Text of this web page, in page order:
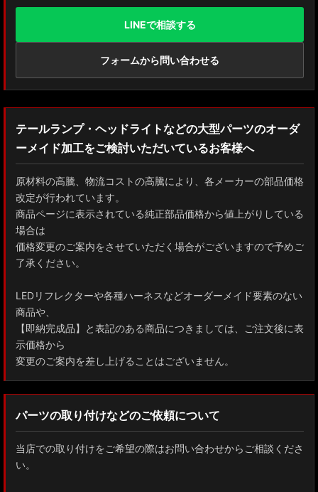
LINEで相談する
フォームから問い合わせる
テールランプ・ヘッドライトなどの大型パーツのオーダ
ーメイド加工をご検討いただいているお客様へ
原材料の高騰、物流コストの高騰により、各メーカーの部品価格
改定が行われています。
商品ページに表示されている純正部品価格から値上がりしている
場合は
価格変更のご案内をさせていただく場合がございますので予めご
了承ください。
LEDリフレクターや各種ハーネスなどオーダーメイド要素のない
商品や、
【即納完成品】と表記のある商品につきましては、ご注文後に表
示価格から
変更のご案内を差し上げることはございません。
パーツの取り付けなどのご依頼について
当店での取り付けをご希望の際はお問い合わせからご相談くださ
い。